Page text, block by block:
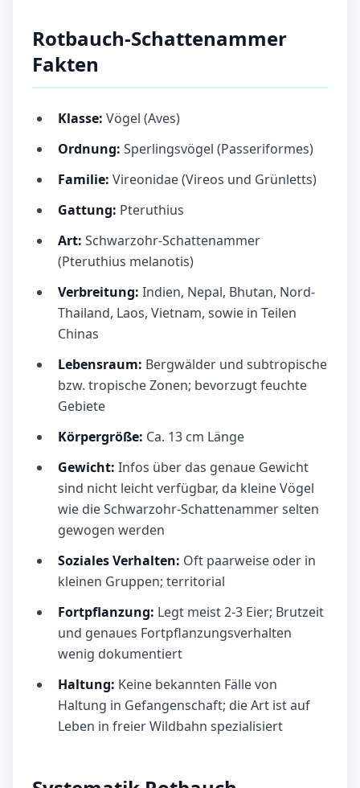
Rotbauch-Schattenammer
Fakten
Klasse: Vögel (Aves)
Ordnung: Sperlingsvögel (Passeriformes)
Familie: Vireonidae (Vireos und Grünletts)
Gattung: Pteruthius
Art: Schwarzohr-Schattenammer
(Pteruthius melanotis)
Verbreitung: Indien, Nepal, Bhutan, Nord-
Thailand, Laos, Vietnam, sowie in Teilen
Chinas
Lebensraum: Bergwälder und subtropische
bzw. tropische Zonen; bevorzugt feuchte
Gebiete
Körpergröße: Ca. 13 cm Länge
Gewicht: Infos über das genaue Gewicht
sind nicht leicht verfügbar, da kleine Vögel
wie die Schwarzohr-Schattenammer selten
gewogen werden
Soziales Verhalten: Oft paarweise oder in
kleinen Gruppen; territorial
Fortpflanzung: Legt meist 2-3 Eier; Brutzeit
und genaues Fortpflanzungsverhalten
wenig dokumentiert
Haltung: Keine bekannten Fälle von
Haltung in Gefangenschaft; die Art ist auf
Leben in freier Wildbahn spezialisiert